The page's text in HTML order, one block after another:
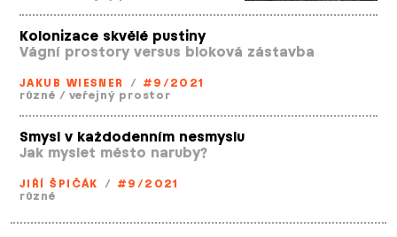
Kolonizace skvělé pustiny
Vágní prostory versus bloková zástavba
JAKUB WIESNER / #9/2021
různé / veřejný prostor
Smysl v každodenním nesmyslu
Jak myslet město naruby?
JIŘÍ ŠPIČÁK / #9/2021
různé